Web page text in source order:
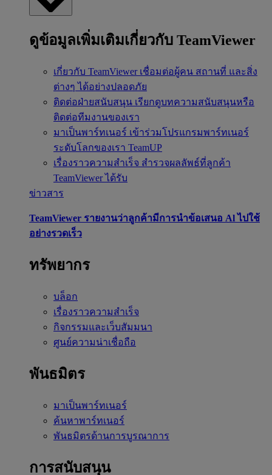
ดูข้อมูลเพิ่มเติมเกี่ยวกับ TeamViewer
เกี่ยวกับ TeamViewer เชื่อมต่อผู้คน สถานที่ และสิ่ง
ต่างๆ ได้อย่างปลอดภัย
ติดต่อฝ่ายสนับสนุน เรียกดูบทความสนับสนุนหรือ
ติดต่อทีมงานของเรา
มาเป็นพาร์ทเนอร์ เข้าร่วมโปรแกรมพาร์ทเนอร์
ระดับโลกของเรา TeamUP
เรื่องราวความสำเร็จ สำรวจผลลัพธ์ที่ลูกค้า
TeamViewer ได้รับ
ข่าวสาร
TeamViewer รายงานว่าลูกค้ามีการนำข้อเสนอ Al ไปใช้
อย่างรวดเร็ว
ทรัพยากร
บล็อก
เรื่องราวความสำเร็จ
กิจกรรมและเว็บสัมมนา
ศูนย์ความน่าเชื่อถือ
พันธมิตร
มาเป็นพาร์ทเนอร์
ค้นหาพาร์ทเนอร์
พันธมิตรด้านการบูรณาการ
การสนับสนุน